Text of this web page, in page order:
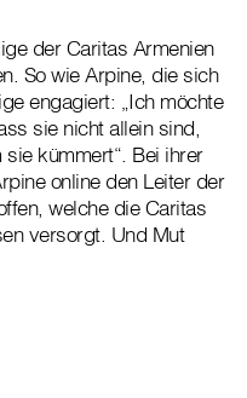
der Caritas Armenien
So wie Arpine, die sich
engagiert: „Ich möchte
sie nicht allein sind,
kümmert“. Bei ihrer
online den Leiter der
welche die Caritas
versorgt. Und Mut